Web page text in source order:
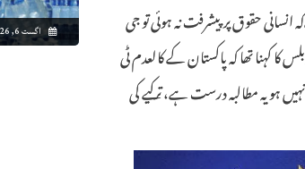
اگست 6, 2026 حقوق پرپیشرفت نہ ہوئی تو جی
کہنا تھا کہ پاکستان کے کالعدم ٹی
ہو یہ مطالبہ درست ہے، ترکیے کی
14:00